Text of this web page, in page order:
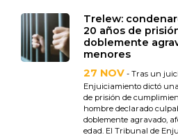
Trelew:
20 años de
doblemente
menores
27 NOV - Tras un
Enjuiciamiento dictó
de prisión de
hombre declarado
doblemente agravado,
edad. El Tribunal de